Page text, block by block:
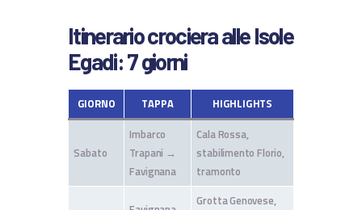
Itinerario crociera alle Isole
Egadi: 7 giorni
GIORNO TAPPA HIGHLIGHTS
Sabato
Imbarco
Trapani →
Favignana
Cala Rossa,
stabilimento Florio,
tramonto
Grotta Genovese,